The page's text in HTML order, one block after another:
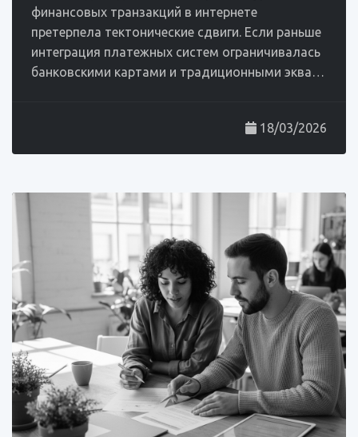
финансовых транзакций в интернете
претерпела тектонические сдвиги. Если раньше
интеграция платежных систем ограничивалась
банковскими картами и традиционными эква…
18/03/2026